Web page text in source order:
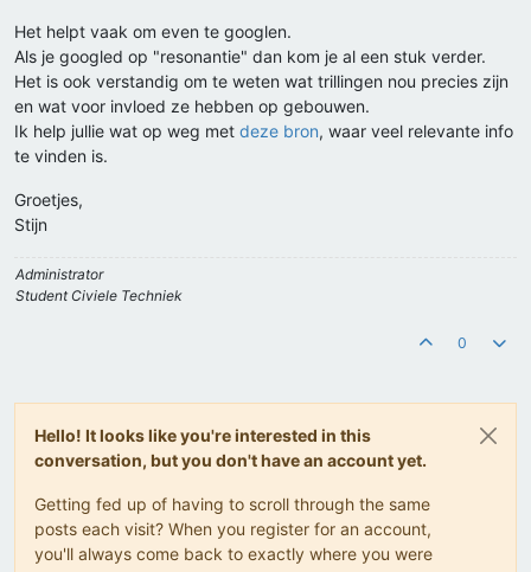
Het helpt vaak om even te googlen.
Als je googled op "resonantie" dan kom je al een stuk verder.
Het is ook verstandig om te weten wat trillingen nou precies zijn
en wat voor invloed ze hebben op gebouwen.
Ik help jullie wat op weg met deze bron, waar veel relevante info
te vinden is.
Groetjes,
Stijn
Administrator
Student Civiele Techniek
0
Hello! It looks like you're interested in this
conversation, but you don't have an account yet.
Getting fed up of having to scroll through the same
posts each visit? When you register for an account,
you'll always come back to exactly where you were